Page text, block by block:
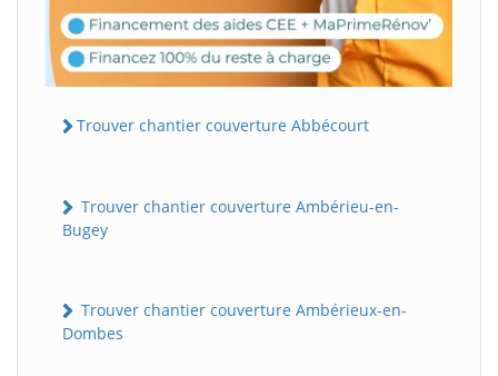
Trouver chantier couverture Abbécourt
Trouver chantier couverture Ambérieu-en-
Bugey
Trouver chantier couverture Ambérieux-en-
Dombes